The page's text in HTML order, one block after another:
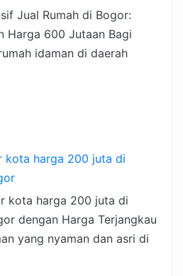
Jual Rumah di Bogor:
Harga 600 Jutaan Bagi
idaman di daerah
kota harga 200 juta di
kota harga 200 juta di
dengan Harga Terjangkau
yang nyaman dan asri di